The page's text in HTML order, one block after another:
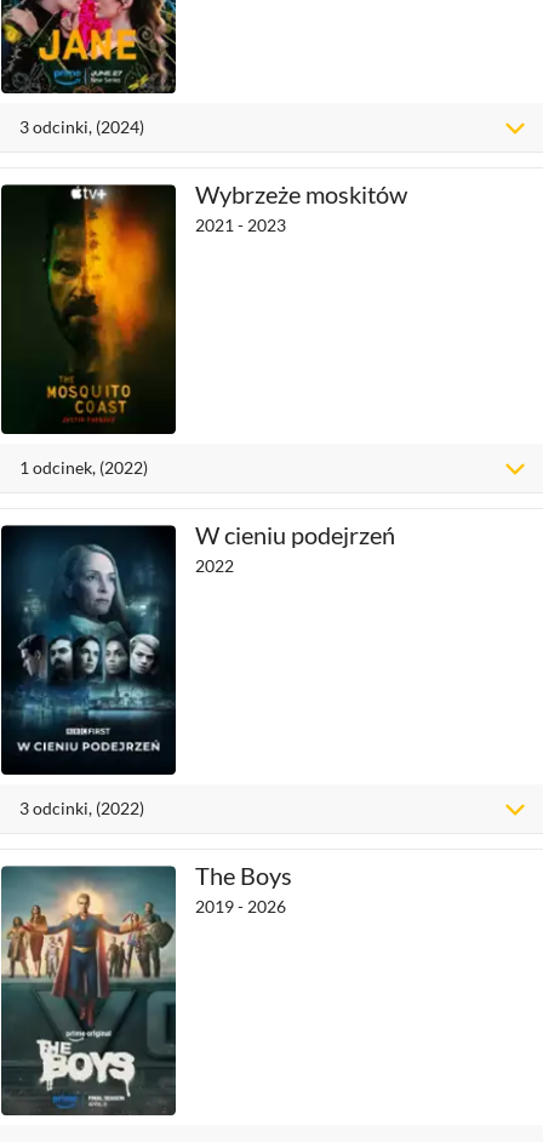
3odcinki, (2024)
Wybrzeże moskitów
2021 - 2023
1odcinek, (2022)
W cieniu podejrzeń
2022
3odcinki, (2022)
The Boys
2019 - 2026